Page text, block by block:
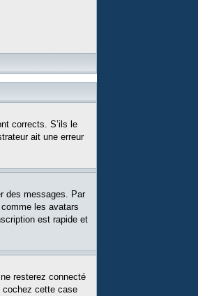
corrects. S’ils le
ait une erreur
des messages. Par
les avatars
est rapide et
resterez connecté
cochez cette case